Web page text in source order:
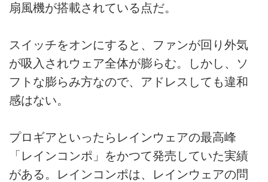
扇風機が搭載されている点だ。
スイッチをオンにすると、ファンが回り外気
が吸入されウェア全体が膨らむ。しかし、ソ
フトな膨らみ方なので、アドレスしても違和
感はない。
プロギアといったらレインウェアの最高峰
「レインコンポ」をかつて発売していた実績
がある。レインコンポは、レインウェアの問